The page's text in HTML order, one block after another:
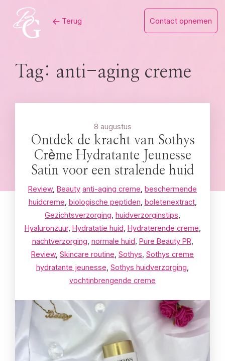
content
Terug Contact opnemen
Tag: anti-aging creme
8 augustus
Ontdek de kracht van Sothys
Crème Hydratante Jeunesse
Satin voor een stralende huid
Review, Beauty anti-aging creme beschermende
huidcreme biologische peptiden boletenextract,
Gezichtsverzorging huidverzorginstips
Hyaluronzuur, Hydratatie huid Hydraterende creme
nachtverzorging normale huid Pure Beauty PR
Review, Skincare routine Sothys Sothys creme
hydratante jeunesse Sothys huidverzorging
vochtinbrengende creme